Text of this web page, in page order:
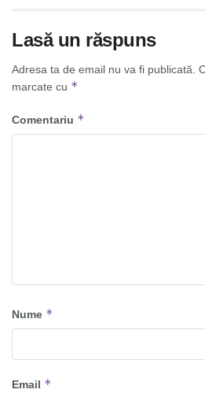
Lasă un răspuns
Adresa ta de email nu va fi publicată.
marcate cu *
Comentariu *
Nume *
Email *